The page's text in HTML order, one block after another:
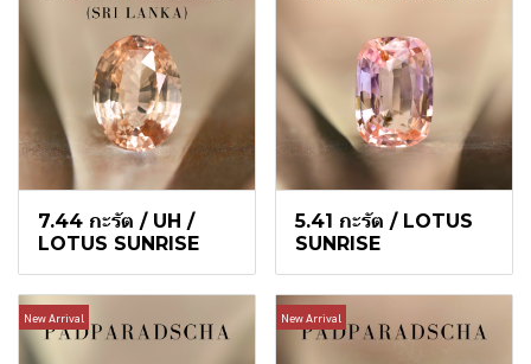
7.44 กะรัต / UH /
LOTUS SUNRISE
5.41 กะรัต / LOTUS
SUNRISE
New Arrival New Arrival